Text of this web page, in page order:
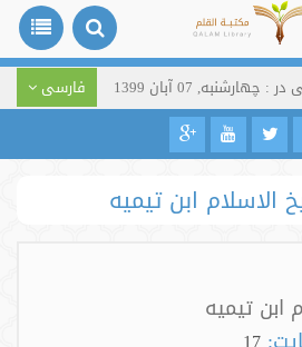
: چهارشنبه, 07 آبان 1399 فارسی
ابن تیمیه
ابن تیمیه